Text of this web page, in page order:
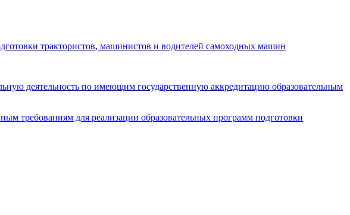
трактористов, машинистов и водителей самоходных машин
деятельность по имеющим государственную аккредитацию образовательным
требованиям для реализации образовательных программ подготовки